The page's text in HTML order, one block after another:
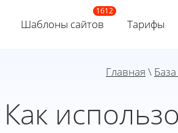
Шаблоны сайтов Тарифы
Главная \
Как